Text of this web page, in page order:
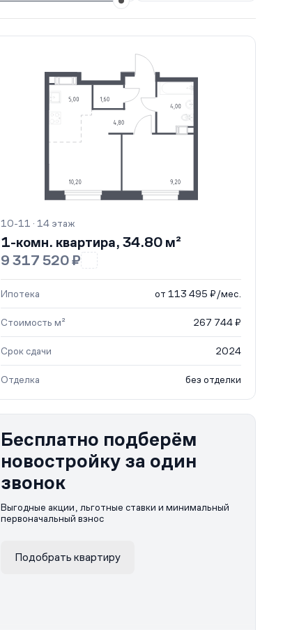
10-11 · 14 этаж
1-комн. квартира, 34.80 м²
9 317 520 ₽
Ипотека от 113 495 ₽/мес.
Стоимость м² 267 744 ₽
Срок сдачи 2024
Отделка без отделки
Бесплатно подберём
новостройку за один
звонок
Выгодные акции, льготные ставки и минимальный
первоначальный взнос
Подобрать квартиру